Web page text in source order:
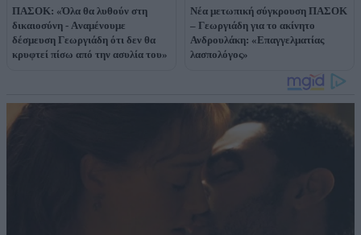
ΠΑΣΟΚ: «Όλα θα λυθούν στη
δικαιοσύνη - Aναμένουμε
δέσμευση Γεωργιάδη ότι δεν θα
κρυφτεί πίσω από την ασυλία του»
Νέα μετωπική σύγκρουση ΠΑΣΟΚ
– Γεωργιάδη για το ακίνητο
Ανδρουλάκη: «Επαγγελματίας
λασπολόγος»